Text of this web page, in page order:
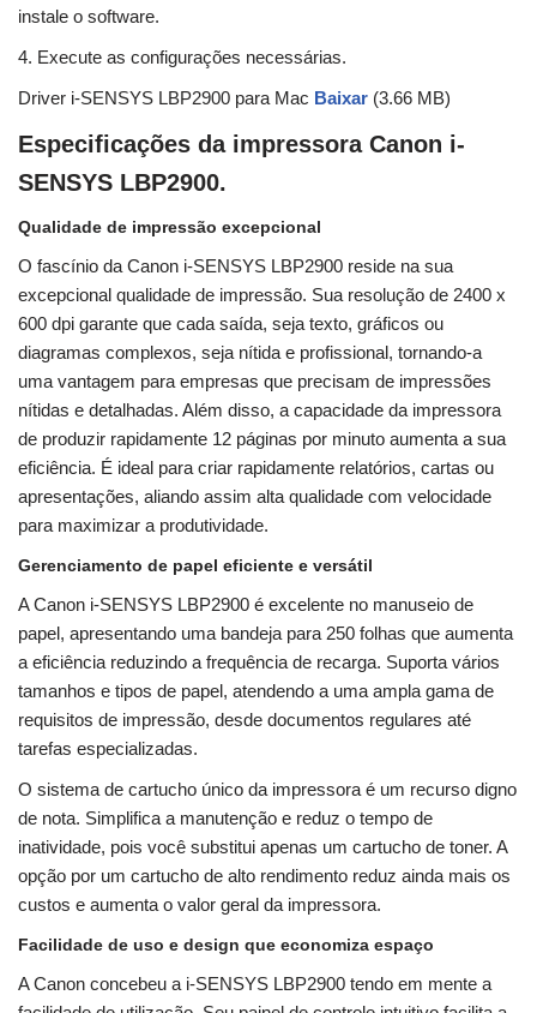
instale o software.
4. Execute as configurações necessárias.
Driver i-SENSYS LBP2900 para Mac Baixar (3.66 MB)
Especificações da impressora Canon i-
SENSYS LBP2900.
Qualidade de impressão excepcional
O fascínio da Canon i-SENSYS LBP2900 reside na sua
excepcional qualidade de impressão. Sua resolução de 2400 x
600 dpi garante que cada saída, seja texto, gráficos ou
diagramas complexos, seja nítida e profissional, tornando-a
uma vantagem para empresas que precisam de impressões
nítidas e detalhadas. Além disso, a capacidade da impressora
de produzir rapidamente 12 páginas por minuto aumenta a sua
eficiência. É ideal para criar rapidamente relatórios, cartas ou
apresentações, aliando assim alta qualidade com velocidade
para maximizar a produtividade.
Gerenciamento de papel eficiente e versátil
A Canon i-SENSYS LBP2900 é excelente no manuseio de
papel, apresentando uma bandeja para 250 folhas que aumenta
a eficiência reduzindo a frequência de recarga. Suporta vários
tamanhos e tipos de papel, atendendo a uma ampla gama de
requisitos de impressão, desde documentos regulares até
tarefas especializadas.
O sistema de cartucho único da impressora é um recurso digno
de nota. Simplifica a manutenção e reduz o tempo de
inatividade, pois você substitui apenas um cartucho de toner. A
opção por um cartucho de alto rendimento reduz ainda mais os
custos e aumenta o valor geral da impressora.
Facilidade de uso e design que economiza espaço
A Canon concebeu a i-SENSYS LBP2900 tendo em mente a